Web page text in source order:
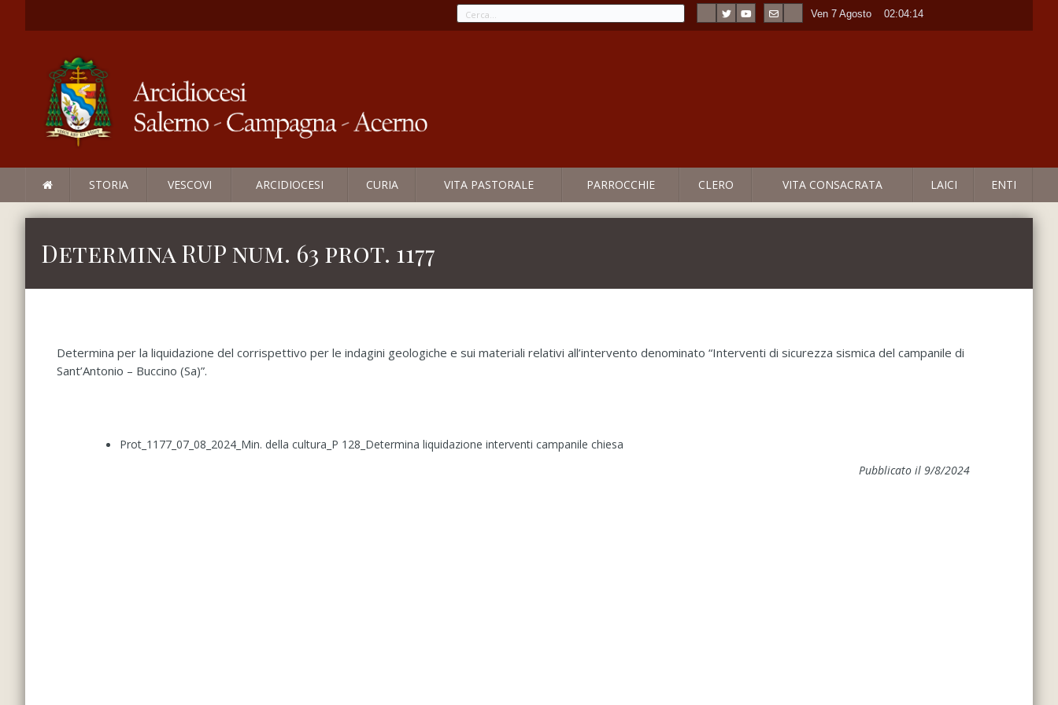
Ven 7 Agosto ----02:04:14
STORIA VESCOVI ARCIDIOCESI CURIA VITA PASTORALE PARROCCHIE CLERO VITA CONSACRATA LAICI ENTI
Determina RUP num. 63 prot. 1177
Determina per la liquidazione del corrispettivo per le indagini geologiche e sui materiali relativi all’intervento denominato “Interventi di sicurezza sismica del campanile di
Sant’Antonio – Buccino (Sa)”.
Prot_1177_07_08_2024_Min. della cultura_P 128_Determina liquidazione interventi campanile chiesa
Pubblicato il 9/8/2024